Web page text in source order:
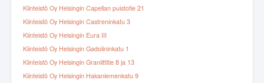
Kiinteistö Oy Helsingin Capellan puistotie 21
Kiinteistö Oy Helsingin Castreninkatu 3
Kiinteistö Oy Helsingin Eura III
Kiinteistö Oy Helsingin Gadolininkatu 1
Kiinteistö Oy Helsingin Graniittitie 8 ja 13
Kiinteistö Oy Helsingin Hakaniemenkatu 9